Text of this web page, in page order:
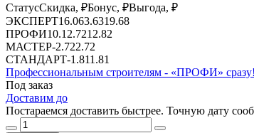
СтатусСкидка, ₽Бонус, ₽Выгода, ₽
ЭКСПЕРТ16.063.6319.68
ПРОФИ10.1 2.7212.82
МАСТЕР-2.722.72
СТАНДАРТ-1.811.81
Профессиональным строителям - «ПРОФИ» сразу!
Под заказ
Доставим до
Постараемся доставить быстрее. Точную дату